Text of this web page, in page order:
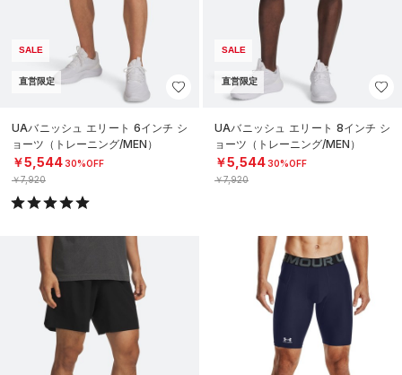
SALE
直営限定
UAバニッシュ エリート 6インチ シ
ョーツ（トレーニング/MEN）
￥5,54430%OFF
￥7,920
SALE
直営限定
UAバニッシュ エリート 8インチ シ
ョーツ（トレーニング/MEN）
￥5,54430%OFF
￥7,920